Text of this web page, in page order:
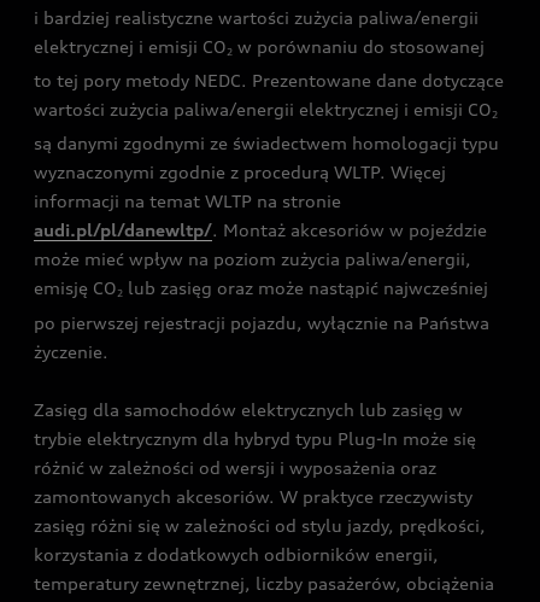
i bardziej realistyczne wartości zużycia paliwa/energii
elektrycznej i emisji CO2 w porównaniu do stosowanej
to tej pory metody NEDC. Prezentowane dane dotyczące
wartości zużycia paliwa/energii elektrycznej i emisji CO2
są danymi zgodnymi ze świadectwem homologacji typu
wyznaczonymi zgodnie z procedurą WLTP. Więcej
informacji na temat WLTP na stronie
audi.pl/pl/danewltp/. Montaż akcesoriów w pojeździe
może mieć wpływ na poziom zużycia paliwa/energii,
emisję CO2 lub zasięg oraz może nastąpić najwcześniej
po pierwszej rejestracji pojazdu, wyłącznie na Państwa
życzenie.
Zasięg dla samochodów elektrycznych lub zasięg w
trybie elektrycznym dla hybryd typu Plug-In może się
różnić w zależności od wersji i wyposażenia oraz
zamontowanych akcesoriów. W praktyce rzeczywisty
zasięg różni się w zależności od stylu jazdy, prędkości,
korzystania z dodatkowych odbiorników energii,
temperatury zewnętrznej, liczby pasażerów, obciążenia